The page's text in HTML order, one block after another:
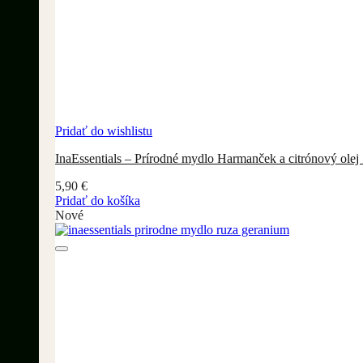
Pridať do wishlistu
InaEssentials – Prírodné mydlo Harmanček a citrónový olej
5,90 €
Pridať do košíka
Nové